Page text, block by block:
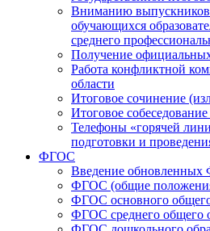
Вниманию
обучающихся
среднего
Получение
Работа конфликтной
области
Итоговое сочинение
Итоговое
Телефоны «горячей
подготовки и
ФГОС
Введение
ФГОС (общие
ФГОС основного
ФГОС среднего общего